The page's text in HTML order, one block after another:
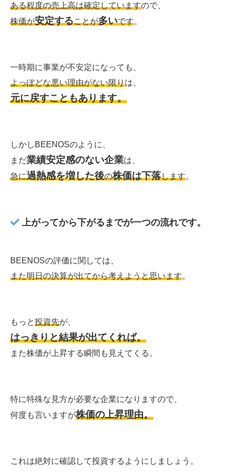
ある程度の売上高は確定していますので、
株価が安定することが多いです。
一時期に事業が不安定になっても、
よっぽどな悪い理由がない限りは、
元に戻すこともあります。
しかしBEENOSのように、
まだ業績安定感のない企業は、
急に過熱感を増した後の株価は下落します。
上がってから下がるまでが一つの流れです。
BEENOSの評価に関しては、
また明日の決算が出てから考えようと思います。
もっと投資先が、
はっきりと結果が出てくれば。
また株価が上昇する瞬間も見えてくる。
特に特殊な見方が必要な企業になりますので、
何度も言いますが株価の上昇理由。
これは絶対に確認して投資するようにしましょう。